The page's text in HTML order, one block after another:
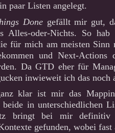
paar Listen angelegt.
Done gefällt mir gut,
Alles-oder-Nichts. So
für mich am meisten Sinn
und Next-Actions
Da GTD eher für
inwieweit ich das noch
klar ist mir das
in unterschiedlichen
bringt bei mir
gefunden, wobei